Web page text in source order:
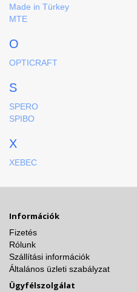
Made in Türkey
MTE
O
OPTICRAFT
S
SPERO
SPIBO
X
XEBEC
Információk
Fizetés
Rólunk
Szállítási információk
Általános üzleti szabályzat
Ügyfélszolgálat